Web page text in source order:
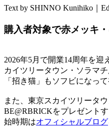
Text by SHINNO Kunihiko｜
購入者対象で赤メッキ
2026年5月で開業14周年を
カイツリータウン・ソラマ
「招き猫」もソフビになっ
また、東京スカイツリータ
BE@RBRICKをプレゼント
始時期はオフィシャルブログ